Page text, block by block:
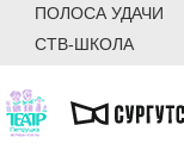
ПОЛОСА УДАЧИ
СТВ-ШКОЛА